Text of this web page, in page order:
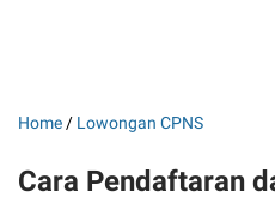
Home / Lowongan CPNS
Cara Pendaftaran